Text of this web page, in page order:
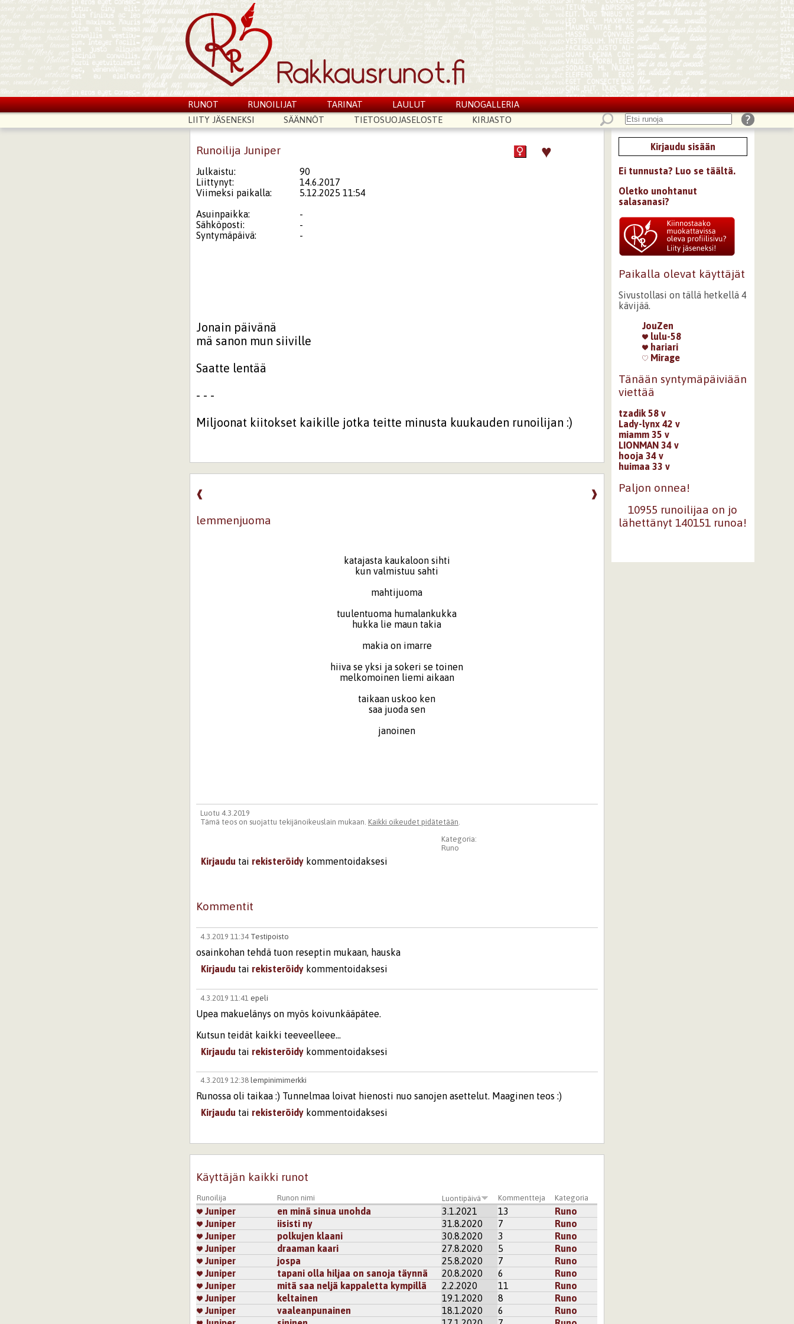
RUNOT RUNOILIJAT TARINAT LAULUT
RUNOGALLERIA
LIITY JÄSENEKSI
SÄÄNNÖT TIETOSUOJASELOSTE KIRJASTO
Runoilija Juniper ♥
Julkaistu:
90
Liittynyt:
14.6.2017
Viimeksi paikalla:
5.12.2025 11:54
Asuinpaikka:
-
Sähköposti:
-
Syntymäpäivä:
-
Jonain päivänä
mä sanon mun siiville
Saatte lentää
- - -
Miljoonat kiitokset kaikille jotka teitte minusta kuukauden runoilijan :)
❱
❰
lemmenjuoma
katajasta kaukaloon sihti
kun valmistuu sahti
mahtijuoma
tuulentuoma humalankukka
hukka lie maun takia
makia on imarre
hiiva se yksi ja sokeri se toinen
melkomoinen liemi aikaan
taikaan uskoo ken
saa juoda sen
janoinen
Luotu 4.3.2019
Tämä teos on suojattu tekijänoikeuslain mukaan. Kaikki oikeudet pidätetään.
Kategoria:
Runo
Kirjaudu tai rekisteröidy kommentoidaksesi
Kommentit
4.3.2019 11:34 Testipoisto
osainkohan tehdä tuon reseptin mukaan, hauska
Kirjaudu tai rekisteröidy kommentoidaksesi
4.3.2019 11:41 epeli
Upea makuelänys on myös koivunkääpätee.
Kutsun teidät kaikki teeveelleee...
Kirjaudu tai rekisteröidy kommentoidaksesi
4.3.2019 12:38 lempinimimerkki
Runossa oli taikaa :) Tunnelmaa loivat hienosti nuo sanojen asettelut. Maaginen teos :)
Kirjaudu tai rekisteröidy kommentoidaksesi
4.3.2019 14:04arlette
Lemmenjuomaa löytyy moneen makuun ja tehotkin vaihtelevat!?! Mutta aina kannattaa
Kirjaudutairekisteröidy kommentoidaksesi
4.3.2019 14:37 lindalinda
Justiinsa joo, vai lemmenjuoma. Itse en kyllä ryystäisi siinä tarkoituksessa, juuri oikein kylmää
sen saa menemään alas jos on hyvää. Mutta tässähän ei ollut tarkotius siitä puhuakaan, vaan
runosi sisällöstä muuten.
Mielenkiintoista on se, että olen varmaan kuullut kaikki sanat, kuullutkin joissain yhteyksissä
mutta jotenkin ne van kummallisesti aina tippuu sinun silmiesi eteen ja tarttuu sormenpäihisi
tunteella.
Olen mää hiukka kade, terveesti kylläkin.
Käyttäjän kaikki runot
Runoilija Runon nimi Luontipäivä Kommentteja Kategoria
Juniper en minä sinua unohda 3.1.2021 13
Runo
Juniper
iisisti ny 31.8.2020 7
Runo
Juniper
polkujen klaani 30.8.2020 3
Runo
Juniper
draaman kaari 27.8.2020 5
Runo
Juniper
jospa 25.8.2020 7
Runo
Juniper
tapani olla hiljaa on sanoja täynnä 20.8.2020 6
Runo
Juniper
mitä saa neljä kappaletta kympillä 2.2.2020 11
Runo
Juniper
keltainen 19.1.2020 8
Runo
Juniper
vaaleanpunainen 18.1.2020 6
Runo
Kirjaudu sisään
Ei tunnusta? Luo se täältä.
Oletko unohtanut
salasanasi?
Paikalla olevat käyttäjät
Sivustollasi on tällä hetkellä 4
kävijää.
JouZen
lulu-58
hariari
Mirage
Tänään syntymäpäiviään
viettää
tzadik 58 v
Lady-lynx 42 v
miamm 35 v
LIONMAN 34 v
hooja 34 v
huimaa 33 v
Paljon onnea!
10955 runoilijaa on jo
lähettänyt 140151 runoa!